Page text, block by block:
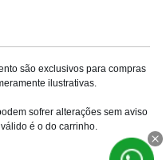
são exclusivos para compras
ilustrativas.
sofrer alterações sem aviso
é o do carrinho.